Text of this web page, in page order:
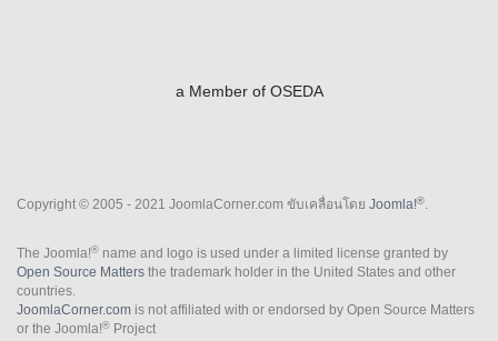
a Member of OSEDA
Copyright © 2005 - 2021 JoomlaCorner.com ขับเคลื่อนโดย Joomla!®.
The Joomla!® name and logo is used under a limited license granted by
Open Source Matters the trademark holder in the United States and other
countries.
JoomlaCorner.com is not affiliated with or endorsed by Open Source Matters
or the Joomla!® Project